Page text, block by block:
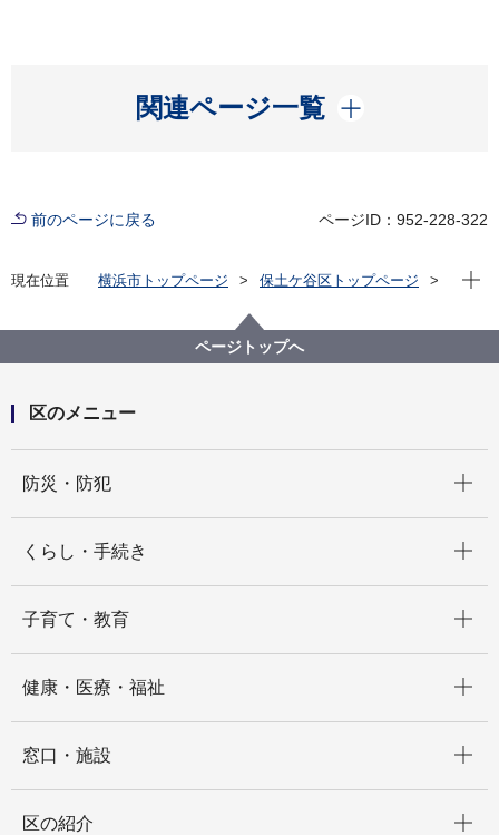
関連ページ一覧
開く
前のページに戻る ページID：952-228-322
現在位置 横浜市トップページ
保土ケ谷区トップページ
地域活動・区民活動
令和３年度 ICT活用支援事業
現在
ページトップへ
区のメニュー
防災・防犯
くらし・手続き
子育て・教育
健康・医療・福祉
窓口・施設
区の紹介